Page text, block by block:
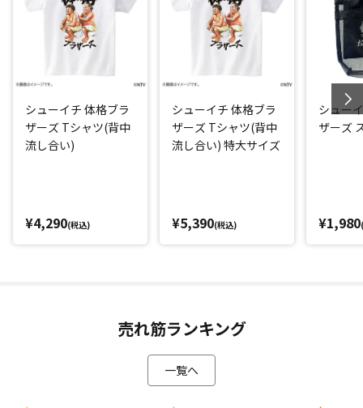
シューイチ 体格ブラ
ザーズ Tシャツ(背中
流し合い)
¥4,290(税込)
シューイチ 体格ブラ
ザーズ Tシャツ(背中
流し合い) 特大サイズ
¥5,390(税込)
シュー
ザーズ
¥1,980
売れ筋ランキング
一覧へ